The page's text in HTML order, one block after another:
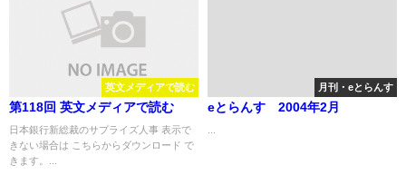
英文メディアで読む
第118回 英文メディアで読む
日本銀行新総裁のサプライズ人事 表示で
きない場合は こちらからダウンロード で
きます。...
月刊・eとらんす
eとらんす 2004年2月